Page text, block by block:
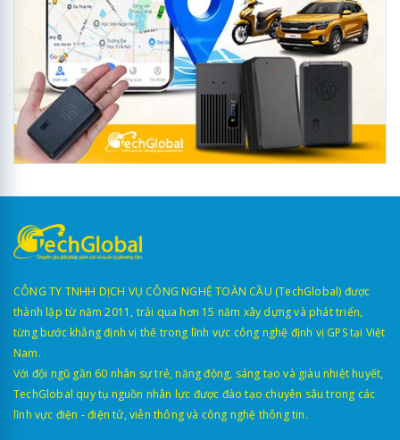
CÔNG TY TNHH DỊCH VỤ CÔNG NGHỆ TOÀN CẦU (TechGlobal) được
thành lập từ năm 2011, trải qua hơn 15 năm xây dựng và phát triển,
từng bước khẳng định vị thế trong lĩnh vực công nghệ định vị GPS tại Việt
Nam.
Với đội ngũ gần 60 nhân sự trẻ, năng động, sáng tạo và giàu nhiệt huyết,
TechGlobal quy tụ nguồn nhân lực được đào tạo chuyên sâu trong các
lĩnh vực điện - điện tử, viễn thông và công nghệ thông tin.